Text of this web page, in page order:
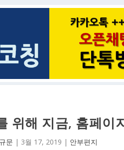
위해 지금, 홈페이
문 | 3월 17, 2019 | 안부편지